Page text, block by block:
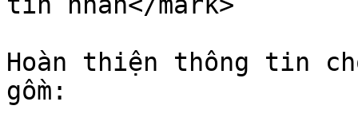
Hoàn thiện thông tin
gồm: